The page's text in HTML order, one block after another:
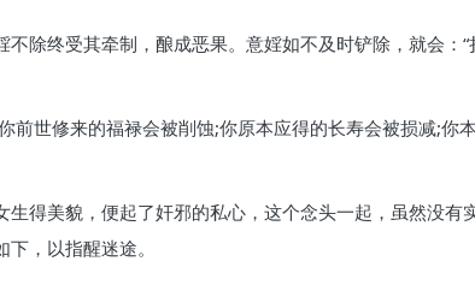
除终受其牵制，酿成恶果。意婬如不及时铲除，就会
前世修来的福禄会被削蚀;你原本应得的长寿会被损减;你
得美貌，便起了奸邪的私心，这个念头一起，虽然没
，以指醒迷途。